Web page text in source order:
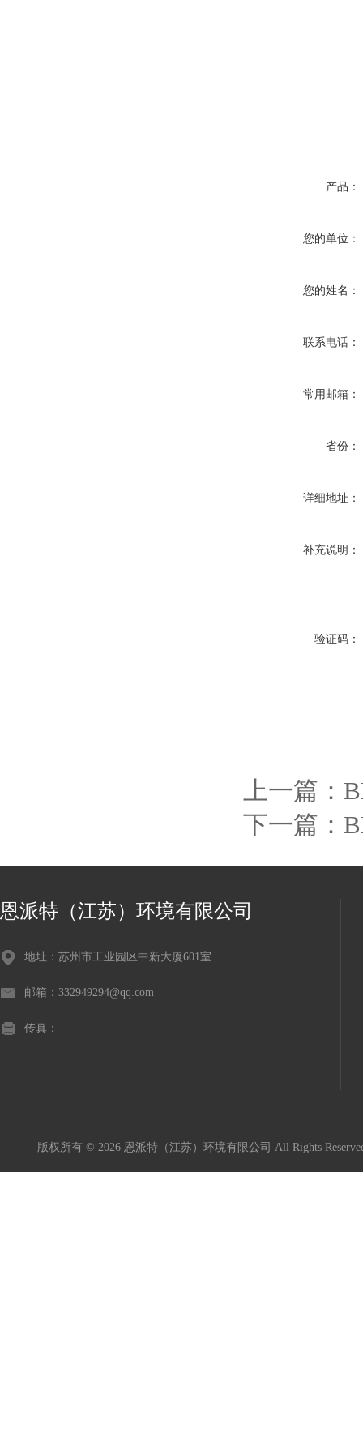
产品：
您的单位：
您的姓名：
联系电话：
常用邮箱：
省份：
详细地址：
补充说明：
验证码：
上一篇：
下一篇：
恩派特（江苏）环境有限公司
地址：苏州市工业园区中新大厦601室
邮箱：332949294@qq.com
传真：
版权所有 © 2026 恩派特（江苏）环境有限公司 All Rights